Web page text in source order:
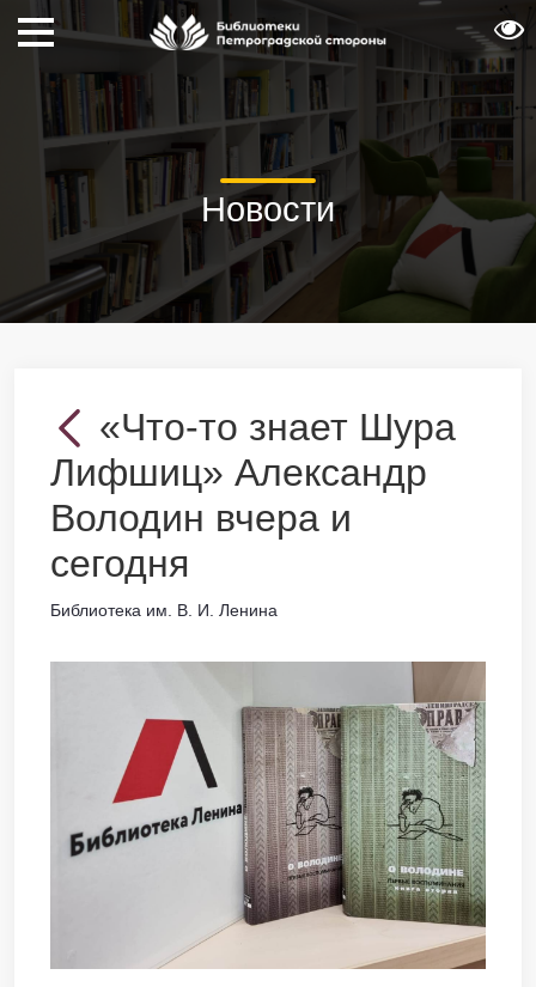
Новости
«Что-то знает Шура
Лифшиц» Александр
Володин вчера и
сегодня
Библиотека им. В. И. Ленина